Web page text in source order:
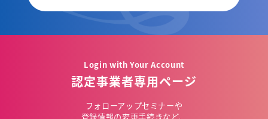
Login with Your Account
認定事業者専用ページ
フォローアップセミナーや